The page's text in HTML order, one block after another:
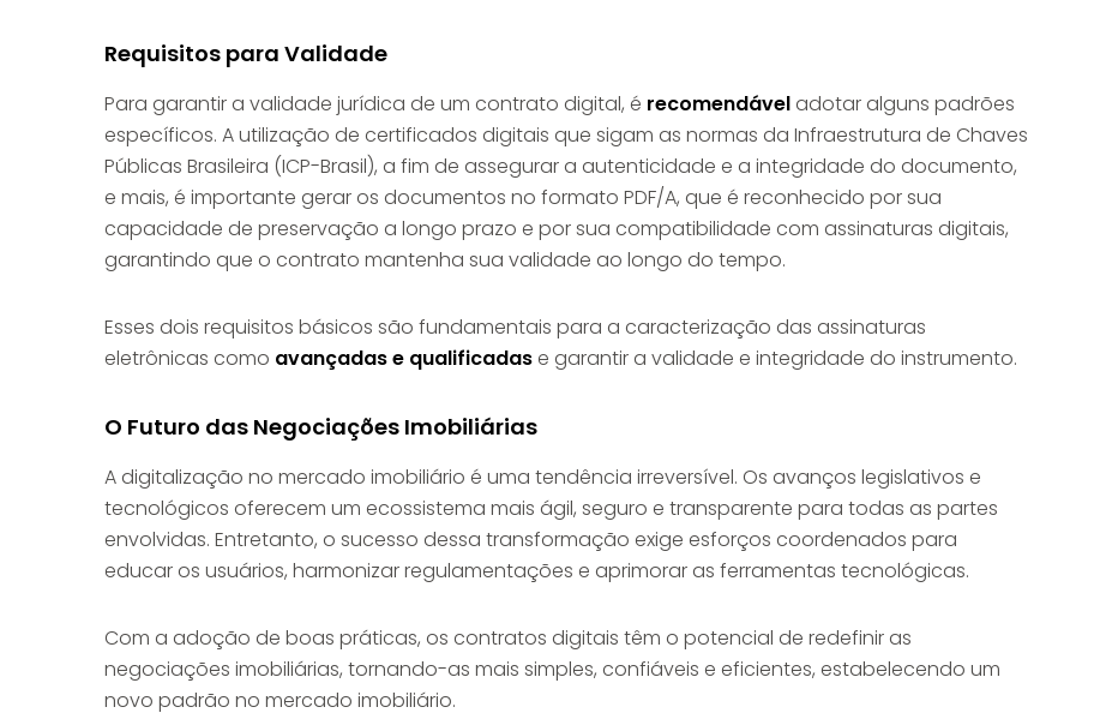
Requisitos para Validade
Para garantir a validade jurídica de um contrato digital, é recomendáveladotar alguns padrões
específicos. A utilização de certificados digitais que sigam as normas da Infraestrutura de Chaves
Públicas Brasileira (ICP-Brasil), a fim de assegurar a autenticidade e a integridade do documento,
e mais, é importante gerar os documentos no formato PDF/A, que é reconhecido por sua
capacidade de preservação a longo prazo e por sua compatibilidade com assinaturas digitais,
garantindo que o contrato mantenha sua validade ao longo do tempo.
Esses dois requisitos básicos são fundamentais para a caracterização das assinaturas
eletrônicas como avançadas e qualificadase garantir a validade e integridade do instrumento.
O Futuro das Negociações Imobiliárias
A digitalização no mercado imobiliário é uma tendência irreversível. Os avanços legislativos e
tecnológicos oferecem um ecossistema mais ágil, seguro e transparente para todas as partes
envolvidas. Entretanto, o sucesso dessa transformação exige esforços coordenados para
educar os usuários, harmonizar regulamentações e aprimorar as ferramentas tecnológicas.
Com a adoção de boas práticas, os contratos digitais têm o potencial de redefinir as
negociações imobiliárias, tornando-as mais simples, confiáveis e eficientes, estabelecendo um
novo padrão no mercado imobiliário.